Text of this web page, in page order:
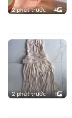
2 phút trước 4
2 phút trước 1